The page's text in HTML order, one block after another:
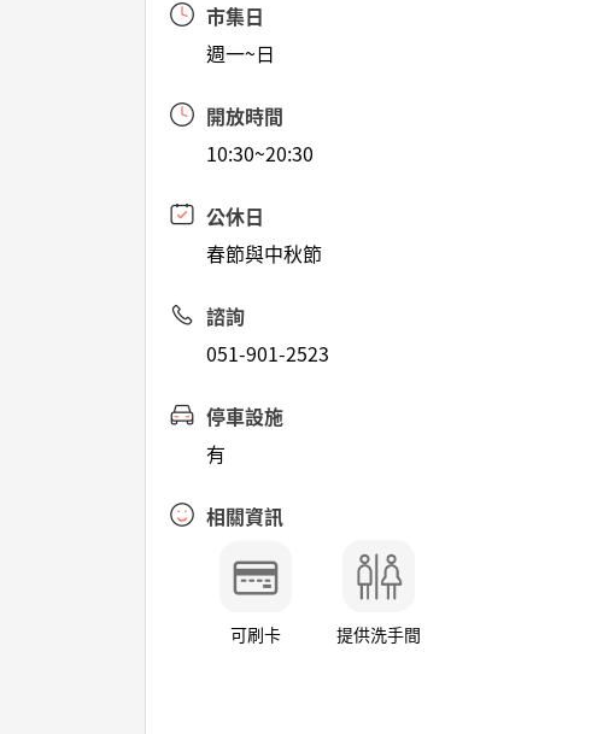
市集日
週一~日
開放時間
10:30~20:30
公休日
春節與中秋節
諮詢
051-901-2523
停車設施
有
相關資訊
可刷卡 提供洗手間